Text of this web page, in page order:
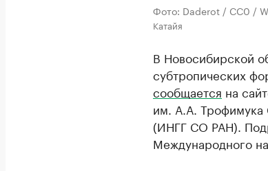
Фото: Daderot / CC0 /
Катайя
В Новосибирской
субтропических
сообщается на
им. А.А. Трофимука
(ИНГГ СО РАН).
Международного